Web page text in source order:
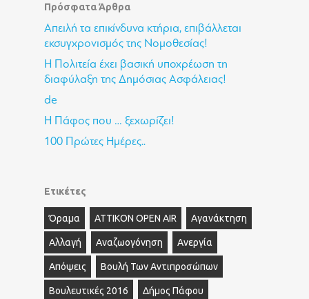
Πρόσφατα Άρθρα
Απειλή τα επικίνδυνα κτήρια, επιβάλλεται
εκσυγχρονισμός της Νομοθεσίας!
Η Πολιτεία έχει βασική υποχρέωση τη
διαφύλαξη της Δημόσιας Ασφάλειας!
de
Η Πάφος που … ξεχωρίζει!
100 Πρώτες Ημέρες..
Ετικέτες
Όραμα ΑΤΤΙΚΟΝ OPEN AIR Αγανάκτηση
Αλλαγή Αναζωογόνηση Ανεργία
Απόψεις Βουλή Των Αντιπροσώπων
Βουλευτικές 2016 Δήμος Πάφου